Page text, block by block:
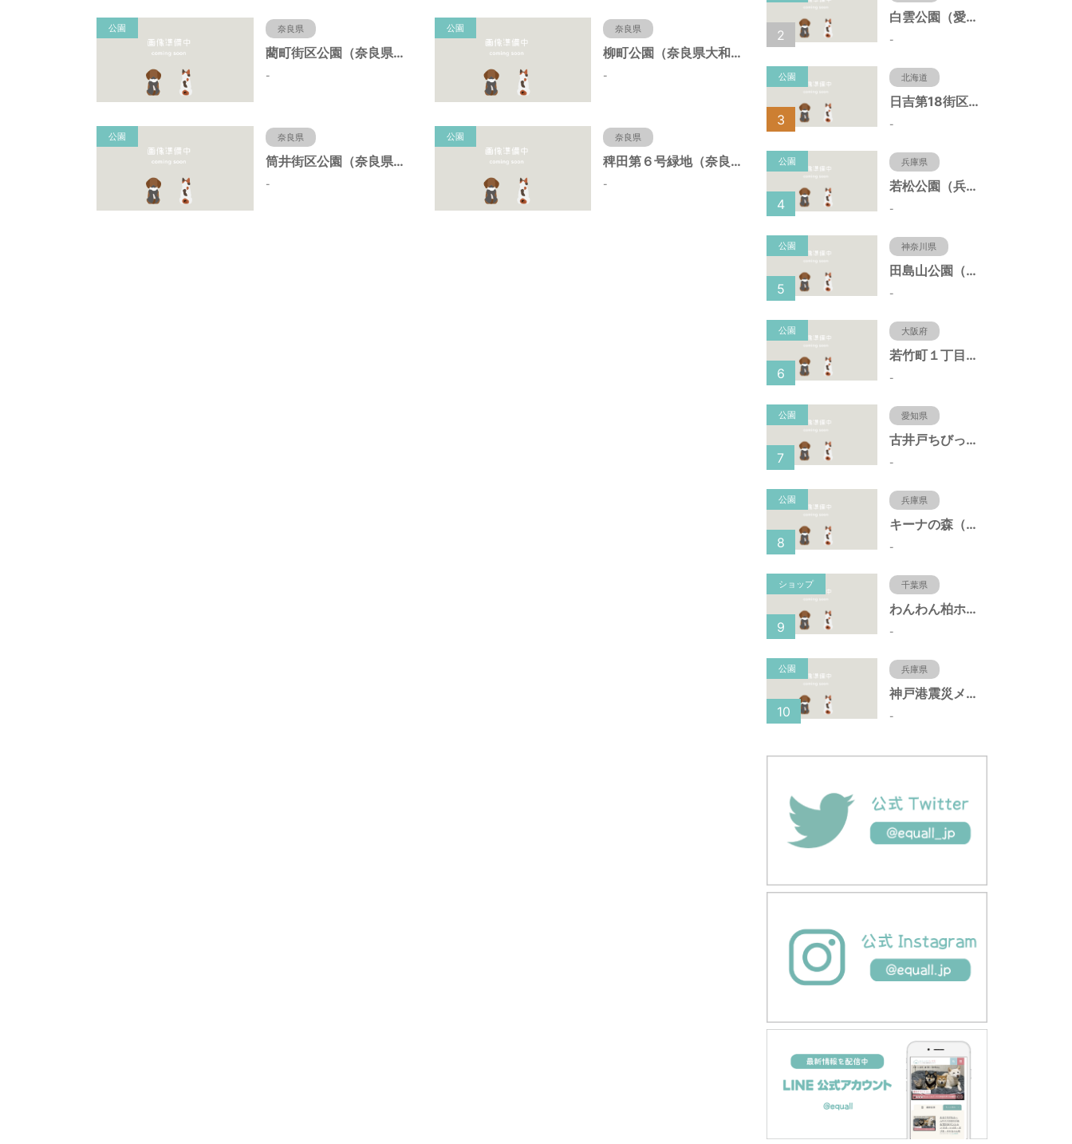
公園 奈良県
藺町街区公園（奈良県大和郡山市）
-
公園 奈良県
柳町公園（奈良県大和郡山市）
-
公園 奈良県
筒井街区公園（奈良県大和郡山市）
-
公園 奈良県
稗田第６号緑地（奈良県大和郡山市）
-
白雲公園（愛知県名古屋市）
-
2
公園 北海道
日吉第18街区公園（北海道函館市）
-
3
公園 兵庫県
若松公園（兵庫県神戸市）
-
4
公園 神奈川県
田島山公園（神奈川県藤沢市）
-
5
公園 大阪府
若竹町１丁目第３公園（大阪府豊中市）
-
6
公園 愛知県
古井戸ちびっ子広場（愛知県大府市）
-
7
公園 兵庫県
キーナの森（兵庫県神戸市）
-
8
ショップ 千葉県
わんわん柏ホームビレッジ（老犬ホーム・老犬ホテル）
-
9
公園 兵庫県
神戸港震災メモリアルパーク（兵庫県神戸市）
-
10